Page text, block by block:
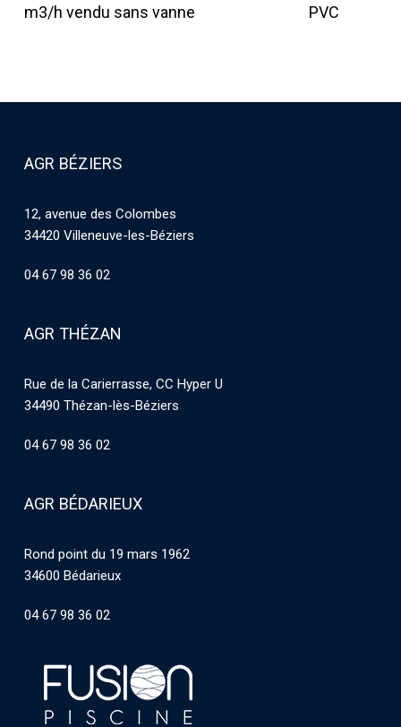
m3/h vendu sans vanne
PVC
AGR BÉZIERS
12, avenue des Colombes
34420 Villeneuve-les-Béziers
04 67 98 36 02
AGR THÉZAN
Rue de la Carierrasse, CC Hyper U
34490 Thézan-lès-Béziers
04 67 98 36 02
AGR BÉDARIEUX
Rond point du 19 mars 1962
34600 Bédarieux
04 67 98 36 02